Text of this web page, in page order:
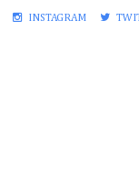
INSTAGRAM